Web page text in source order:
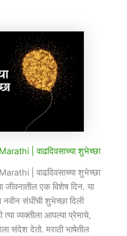
| वाढदिवसाच्या शुभेच्छा
| वाढदिवसाच्या शुभेच्छा
जीवनातील एक विशेष दिन. या
संधींची शुभेच्छा दिली
त्या व्यक्तीला आपल्या प्रेमाचे,
संदेश देतो. मराठी भाषेतील